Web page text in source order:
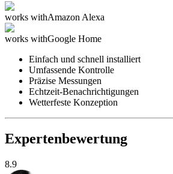
works withAmazon Alexa
works withGoogle Home
Einfach und schnell installiert
Umfassende Kontrolle
Präzise Messungen
Echtzeit-Benachrichtigungen
Wetterfeste Konzeption
Expertenbewertung
8.9